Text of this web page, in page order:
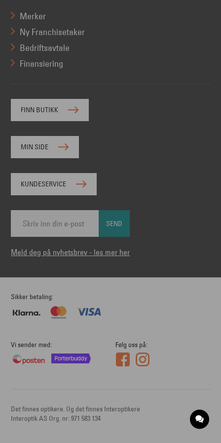
Merker
Ny Franchisetaker
Bedriftsavtale
Finansiering
FINN BUTIKK
MIN SIDE
KUNDESERVICE
SEND
Meld deg på nyhetsbrev - les mer her
Sikker betaling
Vi sender med Følg oss på
Det finnes optikere. Og det finnes Interoptikere
Interoptik AS Org. nr: 971 583 134